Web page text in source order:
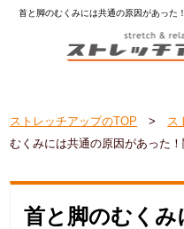
首と脚のむくみには共通の原因があった
ストレッチアップのTOP > ス
むくみには共通の原因があった！
首と脚のむく